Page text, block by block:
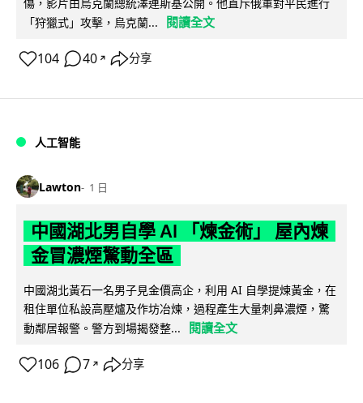
「狩獵式」攻擊，烏克蘭...
閱讀全文
104 40 ↗ 分享
人工智能
Lawton 1 日
中國湖北男自學 AI 「煉金術」 屋內煉
金冒濃煙驚動全區
中國湖北黃石一名男子見金價高企，利用 AI 自學提煉黃金，在
租住單位私設高壓爐及作坊冶煉，過程產生大量刺鼻濃煙，驚
動鄰居報警。警方到場揭發整...
閱讀全文
106 7 ↗ 分享